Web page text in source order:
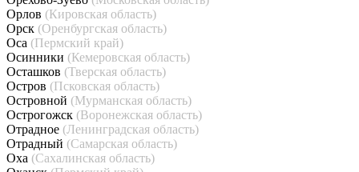
Орлов (Кировская область)
Орск (Оренбургская область)
Оса (Пермский край)
Осинники (Кемеровская область)
Осташков (Тверская область)
Остров (Псковская область)
Островной (Мурманская область)
Острогожск (Воронежская область)
Отрадное (Ленинградская область)
Отрадный (Самарская область)
Оха (Сахалинская область)